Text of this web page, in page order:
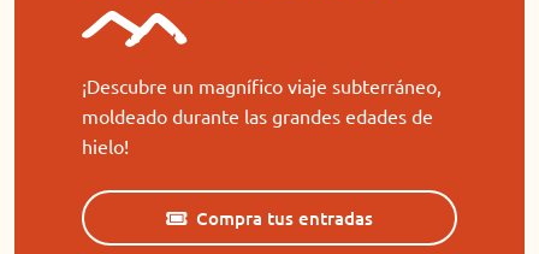
¡Descubre un magnífico viaje subterráneo,
moldeado durante las grandes edades de
hielo!
Compra tus entradas